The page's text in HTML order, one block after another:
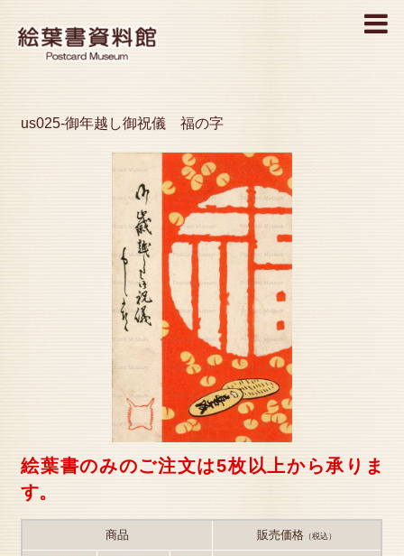
MENU
us025-御年越し御祝儀 福の字
絵葉書のみのご注文は5枚以上から承りま
す。
商品 販売価格 （税込）